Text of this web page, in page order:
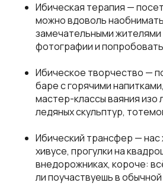
Ибическая терапия —
можно вдоволь
замечательными жителями
фотографии и
Ибическое творчество —
баре с горячими
мастер-классы ваяния изо
ледяных скульптур,
Ибический трансфер — нас
хивусе, прогулки на
внедорожниках, короче:
ли поучаствуешь в